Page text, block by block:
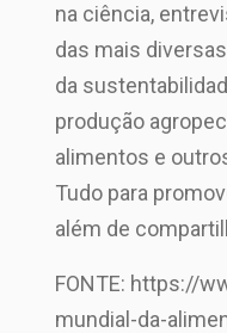
na ciência,
das mais
da
produção
alimentos e
Tudo para
além de
FONTE: https://
mundial-da-